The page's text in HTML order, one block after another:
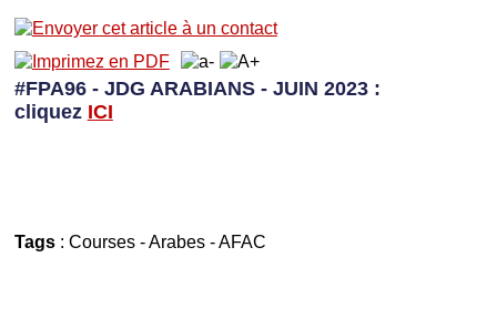
#FPA96 - JDG ARABIANS - JUIN 2023 :
cliquez ICI
Tags: Courses-Arabes-AFAC